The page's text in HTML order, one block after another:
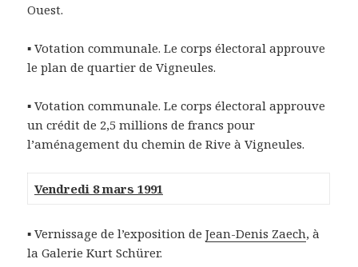
Ouest.
▪ Votation communale. Le corps électoral approuve
le plan de quartier de Vigneules.
▪ Votation communale. Le corps électoral approuve
un crédit de 2,5 millions de francs pour
l’aménagement du chemin de Rive à Vigneules.
Vendredi 8 mars 1991
▪ Vernissage de l’exposition deJean-Denis Zaech, à
la Galerie Kurt Schürer.